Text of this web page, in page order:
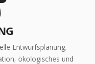
Entwurfsplanung,
ökologisches und